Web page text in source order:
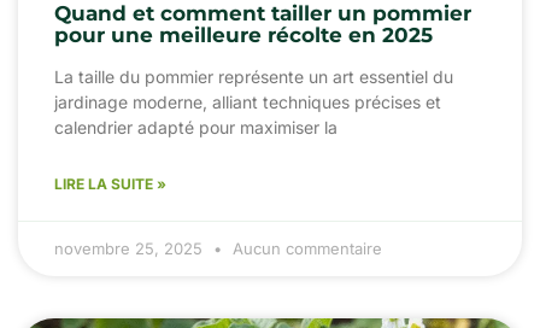
Quand et comment tailler un pommier
pour une meilleure récolte en 2025
La taille du pommier représente un art essentiel du
jardinage moderne, alliant techniques précises et
calendrier adapté pour maximiser la
LIRE LA SUITE »
novembre 25, 2025 Aucun commentaire